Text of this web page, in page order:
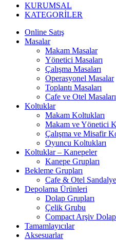
KURUMSAL
KATEGORİLER
Online Satış
Masalar
Makam Masalar
Yönetici Masaları
Çalışma Masaları
Operasyonel Masalar
Toplantı Masaları
Cafe ve Otel Masaları
Koltuklar
Makam Koltukları
Makam ve Yönetici
Çalışma ve Misafir
Oyuncu Koltukları
Koltuklar – Kanepeler
Kanepe Grupları
Bekleme Grupları
Cafe & Otel
Depolama Ürünleri
Dolap Grupları
Çelik Grubu
Compact Arşiv
Tamamlayıcılar
Aksesuarlar